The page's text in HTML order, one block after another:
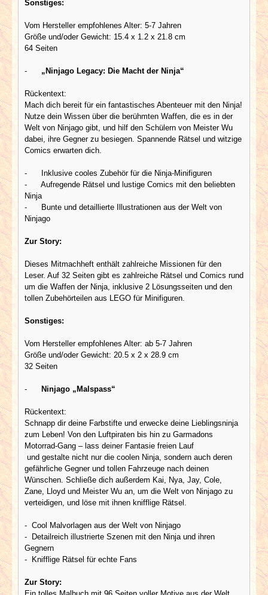
Sonstiges:
Vom Hersteller empfohlenes Alter: 5-7 Jahren
Größe und/oder Gewicht: 15.4 x 1.2 x 21.8 cm
64 Seiten
- „Ninjago Legacy: Die Macht der Ninja“
Rückentext:
Mach dich bereit für ein fantastisches Abenteuer mit den Ninja!
Nutze dein Wissen über die berühmten Waffen, die es in der
Welt von Ninjago gibt, und hilf den Schülern von Meister Wu
dabei, ihre Gegner zu besiegen. Spannende Rätsel und witzige
Comics erwarten dich.
- Inklusive cooles Zubehör für die Ninja-Minifiguren
- Aufregende Rätsel und lustige Comics mit den beliebten
Ninja
- Bunte und detaillierte Illustrationen aus der Welt von
Ninjago
Zur Story:
Dieses Mitmachheft enthält zahlreiche Missionen für den
Leser. Auf 32 Seiten gibt es zahlreiche Rätsel und Comics rund
um die Waffen der Ninja, inklusive 2 Lösungsseiten und den
tollen Zubehörteilen aus LEGO für Minifiguren.
Sonstiges:
Vom Hersteller empfohlenes Alter: ab 5-7 Jahren
Größe und/oder Gewicht: 20.5 x 2 x 28.9 cm
32 Seiten
- Ninjago „Malspass“
Rückentext:
Schnapp dir deine Farbstifte und erwecke deine Lieblingsninja
zum Leben! Von den Luftpiraten bis hin zu Garmadons
Motorrad-Gang – lass deiner Fantasie freien Lauf
und gestalte nicht nur die coolen Ninja, sondern auch deren
gefährliche Gegner und tollen Fahrzeuge nach deinen
Wünschen. Schließe dich außerdem Kai, Nya, Jay, Cole,
Zane, Lloyd und Meister Wu an, um die Welt von Ninjago zu
verteidigen, und löse mit ihnen knifflige Rätsel.
- Cool Malvorlagen aus der Welt von Ninjago
- Detailreich illustrierte Szenen mit den Ninja und ihren
Gegnern
- Knifflige Rätsel für echte Fans
Zur Story: